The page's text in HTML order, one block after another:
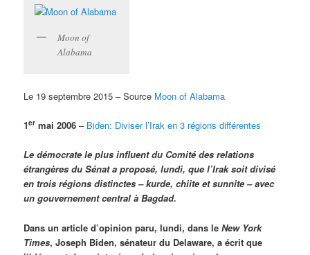
Moon of
Alabama
Le 19 septembre 2015 – Source Moon of Alabama
1er mai 2006 – Biden: Diviser l’Irak en 3 régions différentes
Le démocrate le plus influent du Comité des relations
étrangères du Sénat a proposé, lundi, que l’Irak soit divisé
en trois régions distinctes – kurde, chiite et sunnite – avec
un gouvernement central à Bagdad.
Dans un article d’opinion paru, lundi, dans leNew York
Times, Joseph Biden, sénateur du Delaware, a écrit que